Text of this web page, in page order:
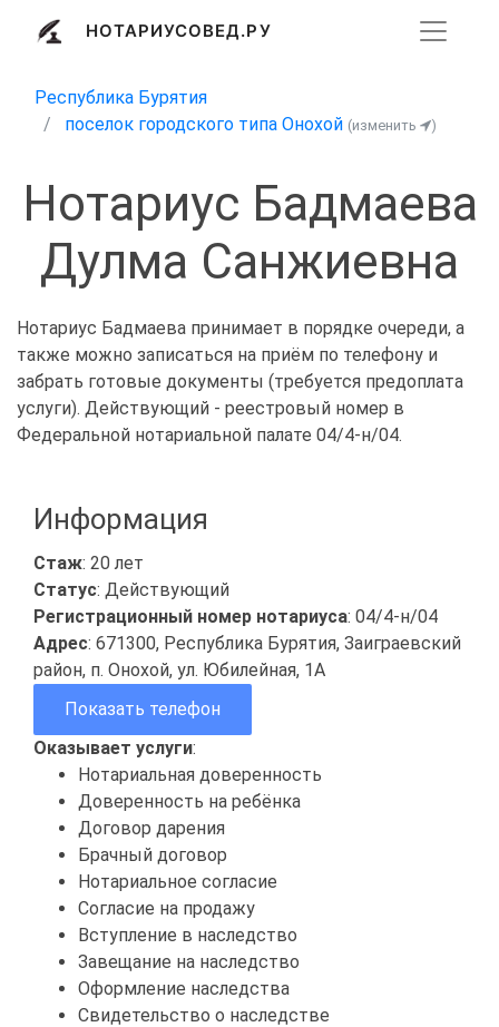
НОТАРИУСОВЕД.РУ
Республика Бурятия
поселок городского типа Онохой (изменить )
Нотариус Бадмаева
Дулма Санжиевна
Нотариус Бадмаева принимает в порядке очереди, а
также можно записаться на приём по телефону и
забрать готовые документы (требуется предоплата
услуги). Действующий - реестровый номер в
Федеральной нотариальной палате 04/4-н/04.
Информация
Стаж: 20 лет
Статус: Действующий
Регистрационный номер нотариуса: 04/4-н/04
Адрес: 671300, Республика Бурятия, Заиграевский
район, п. Онохой, ул. Юбилейная, 1А
Показать телефон
Оказывает услуги:
Нотариальная доверенность
Доверенность на ребёнка
Договор дарения
Брачный договор
Нотариальное согласие
Согласие на продажу
Вступление в наследство
Завещание на наследство
Оформление наследства
Свидетельство о наследстве